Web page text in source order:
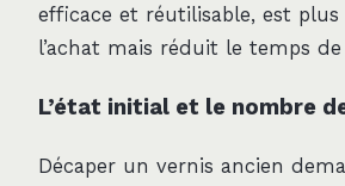
efficace et réutilisable, est plus
l’achat mais réduit le temps
L’état initial et le nombre
Décaper un vernis ancien